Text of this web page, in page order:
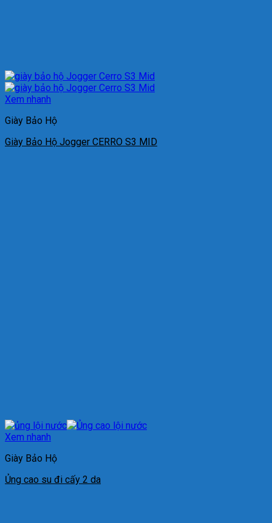
Xem nhanh
Giày Bảo Hộ
Giày Bảo Hộ Jogger CERRO S3 MID
Xem nhanh
Giày Bảo Hộ
Ủng cao su đi cấy 2 da